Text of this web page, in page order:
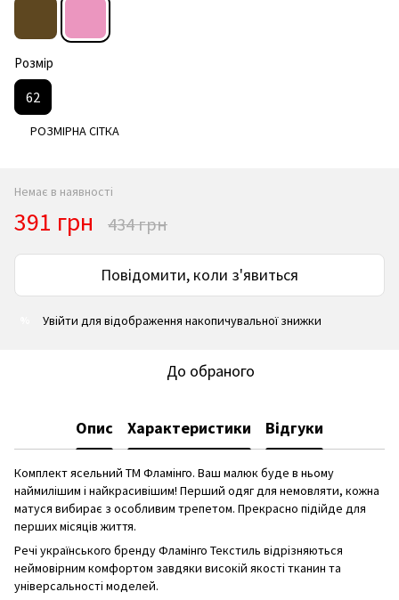
Розмір
62
РОЗМІРНА СІТКА
Немає в наявності
391 грн 434 грн
Повідомити, коли з'явиться
Увійти для відображення накопичувальної знижки
До обраного
Опис Характеристики Відгуки
Комплект ясельний ТМ Фламінго. Ваш малюк буде в ньому
наймилішим і найкрасивішим! Перший одяг для немовляти, кожна
матуся вибирає з особливим трепетом. Прекрасно підійде для
перших місяців життя.
Речі українського бренду Фламінго Текстиль відрізняються
неймовірним комфортом завдяки високій якості тканин та
універсальності моделей.